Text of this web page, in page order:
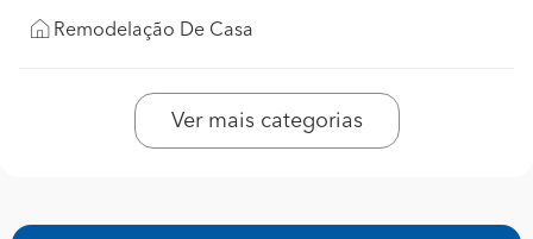
Remodelação De Casa
Ver mais categorias